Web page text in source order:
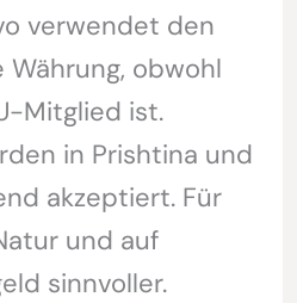
verwendet den
Währung, obwohl
Mitglied ist.
in Prishtina und
akzeptiert. Für
und auf
sinnvoller.